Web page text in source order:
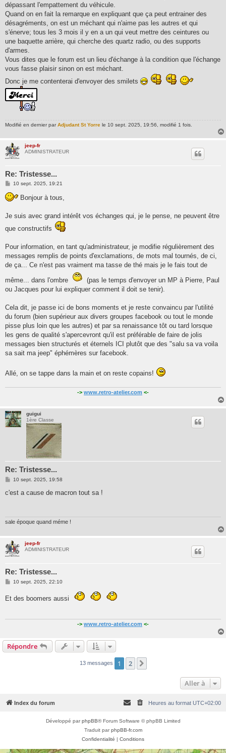
dépassant l'empattement du véhicule.
Quand on en fait la remarque en expliquant que ça peut entrainer des
désagréments, on est un méchant qui n'aime pas les autres et qui
s'énerve; tous les 3 mois il y en a un qui veut mettre des ceintures ou
une baquette arrière, qui cherche des quartz radio, ou des supports
d'armes.
Vous dites que le forum est un lieu d'échange à la condition que l'échange
vous fasse plaisir sinon on est méchant.
Donc je me contenterai d'envoyer des smilets
Modifié en dernier parAdjudant St Yorre le 10 sept. 2025, 19:56, modifié 1 fois.
jeep-fr
ADMINISTRATEUR
Re: Tristesse...
M
s
s
g
e
10 sept. 2025, 19:21
Bonjour à tous,
Je suis avec grand intérêt vos échanges qui, je le pense, ne peuvent être
que constructifs
Pour information, en tant qu'administrateur, je modifie régulièrement des
messages remplis de points d'exclamations, de mots mal tournés, de ci,
de ça... Ce n'est pas vraiment ma tasse de thé mais je le fais tout de
même... dans l'ombre
(pas le temps d'envoyer un MP à Pierre, Paul
ou Jacques pour lui expliquer comment il doit se tenir).
Cela dit, je passe ici de bons moments et je reste convaincu par l'utilité
du forum (bien supérieur aux divers groupes facebook ou tout le monde
pisse plus loin que les autres) et par sa renaissance tôt ou tard lorsque
les gens de qualité s'apercevront qu'il est préférable de faire de jolis
messages bien structurés et éternels ICI plutôt que des "salu sa va voila
sa sait ma jeep" éphémères sur facebook.
Allé, on se tappe dans la main et on reste copains!
-> www.retro-atelier.com <-
guigui
1ère Classe
Re: Tristesse...
M
s
10 sept. 2025, 19:58
c'est a cause de macron tout sa !
sale époque quand méme !
jeep-fr
ADMINISTRATEUR
Re: Tristesse...
M
s
10 sept. 2025, 22:10
Et des boomers aussi
-> www.retro-atelier.com <-
Répondre
13 messages 1 2
Aller à
Index du forum Heures au format UTC+02:00
Développé parphpBB® Forum Software © phpBB Limited
Traduit parphpBB-fr.com
Confidentialité
Conditions